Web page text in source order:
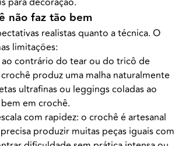
não faz tão bem
realistas quanto a técnica. O
limitações:
ao contrário do tear ou do tricô de
produz uma malha naturalmente
ultrafinas ou leggings coladas ao
em crochê.
com rapidez: o crochê é artesanal
produzir muitas peças iguais com